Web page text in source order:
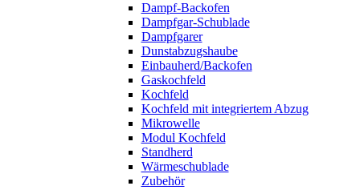
Dampf-Backofen
Dampfgar-Schublade
Dampfgarer
Dunstabzugshaube
Einbauherd/Backofen
Gaskochfeld
Kochfeld
Kochfeld mit integriertem Abzug
Mikrowelle
Modul Kochfeld
Standherd
Wärmeschublade
Zubehör